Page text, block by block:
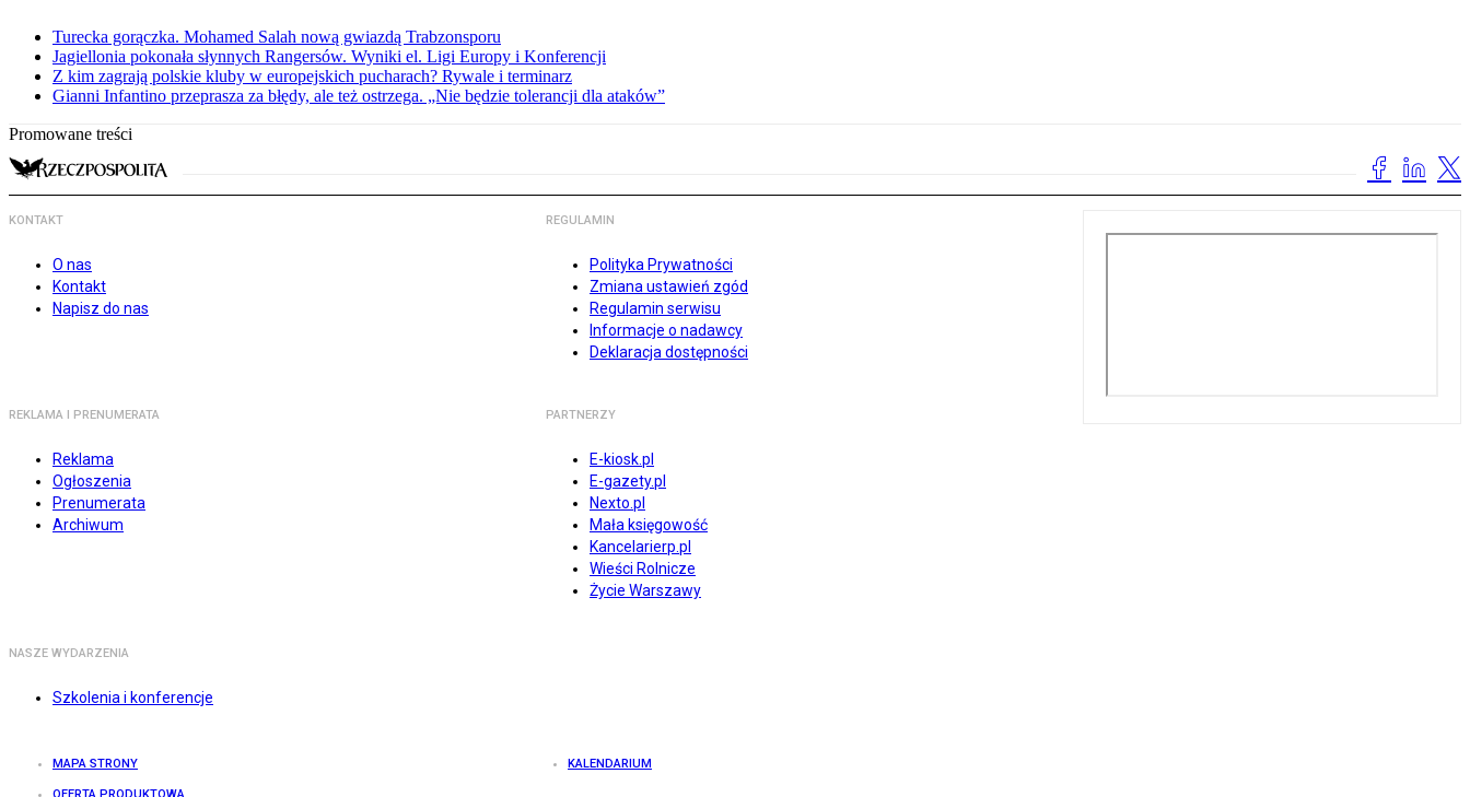
Turecka gorączka. Mohamed Salah nową gwiazdą Trabzonsporu
Jagiellonia pokonała słynnych Rangersów. Wyniki el. Ligi Europy i Konferencji
Z kim zagrają polskie kluby w europejskich pucharach? Rywale i terminarz
Gianni Infantino przeprasza za błędy, ale też ostrzega. „Nie będzie tolerancji dla ataków”
Promowane treści
KONTAKT
O nas
Kontakt
Napisz do nas
REGULAMIN
Polityka Prywatności
Zmiana ustawień zgód
Regulamin serwisu
Informacje o nadawcy
Deklaracja dostępności
REKLAMA I PRENUMERATA
Reklama
Ogłoszenia
Prenumerata
Archiwum
PARTNERZY
E-kiosk.pl
E-gazety.pl
Nexto.pl
Mała księgowość
Kancelarierp.pl
Wieści Rolnicze
Życie Warszawy
NASZE WYDARZENIA
Szkolenia i konferencje
MAPA STRONY KALENDARIUM